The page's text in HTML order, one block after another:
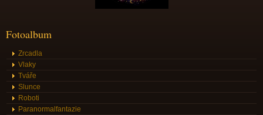
Fotoalbum
Zrcadla
Vlaky
Tváře
Slunce
Roboti
Paranormalfantazie